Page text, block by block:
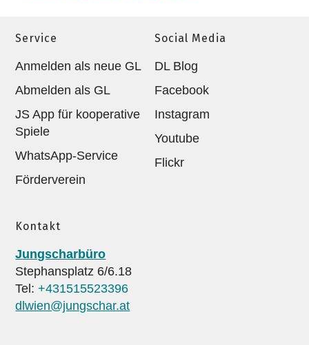
Service
Anmelden als neue GL
Abmelden als GL
JS App für kooperative
Spiele
WhatsApp-Service
Förderverein
Social Media
DL Blog
Facebook
Instagram
Youtube
Flickr
Kontakt
Jungscharbüro
Stephansplatz 6/6.18
Tel:+431515523396
dlwien@jungschar.at